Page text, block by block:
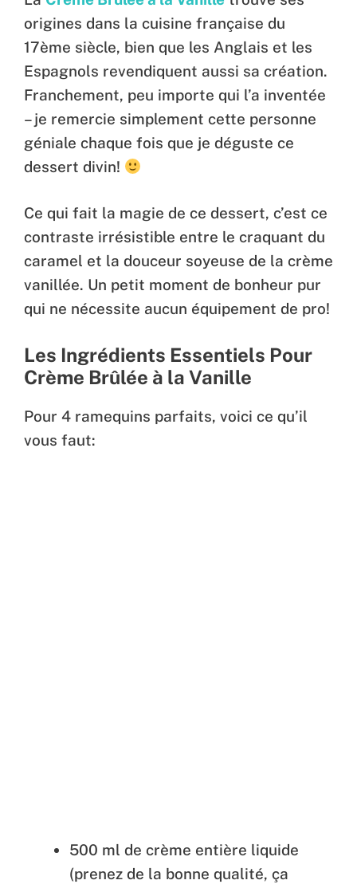
origines dans la cuisine française du
17ème siècle, bien que les Anglais et les
Espagnols revendiquent aussi sa création.
Franchement, peu importe qui l’a inventée
– je remercie simplement cette personne
géniale chaque fois que je déguste ce
dessert divin!
Ce qui fait la magie de ce dessert, c’est ce
contraste irrésistible entre le craquant du
caramel et la douceur soyeuse de la crème
vanillée. Un petit moment de bonheur pur
qui ne nécessite aucun équipement de pro!
Les Ingrédients Essentiels Pour
Crème Brûlée à la Vanille
Pour 4 ramequins parfaits, voici ce qu’il
vous faut:
500 ml de crème entière liquide
(prenez de la bonne qualité, ça